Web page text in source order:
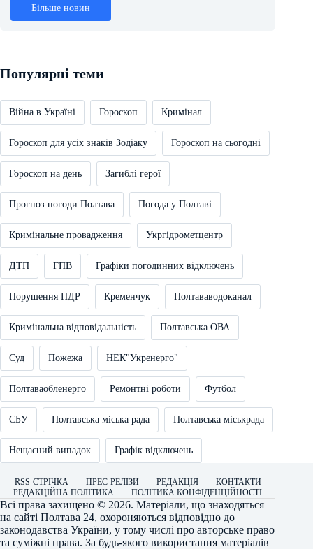
Більше новин
Популярні теми
Війна в Україні Гороскоп Кримінал
Гороскоп для усіх знаків Зодіаку Гороскоп на сьогодні
Гороскоп на день Загиблі герої
Прогноз погоди Полтава Погода у Полтаві
Кримінальне провадження Укргідрометцентр
ДТП ГПВ Графіки погодинних відключень
Порушення ПДР Кременчук Полтававодоканал
Кримінальна відповідальність Полтавська ОВА
Суд Пожежа НЕК"Укренерго"
Полтаваобленерго Ремонтні роботи Футбол
СБУ Полтавська міська рада Полтавська міськрада
Нещасний випадок Графік відключень
RSS-СТРІЧКА ПРЕС-РЕЛІЗИ РЕДАКЦІЯ
КОНТАКТИ
РЕДАКЦІЙНА ПОЛІТИКА
ПОЛІТИКА КОНФІДЕНЦІЙНОСТІ
Всі права захищено © 2026. Матеріали, що знаходяться
на сайті Полтава 24, охороняються відповідно до
законодавства України, у тому числі про авторське право
та суміжні права. За будь-якого використання матеріалів